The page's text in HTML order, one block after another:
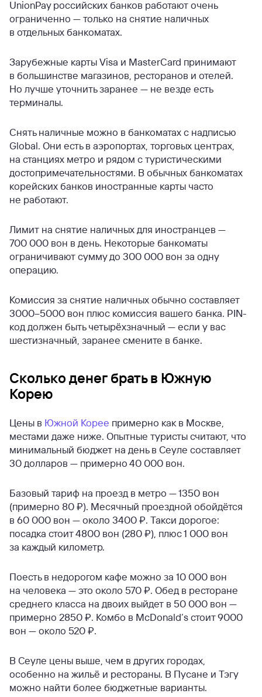
UnionPay российских банков работают очень
ограниченно — только на снятие наличных
в отдельных банкоматах.
Зарубежные карты Visa и MasterCard принимают
в большинстве магазинов, ресторанов и отелей.
Но лучше уточнить заранее — не везде есть
терминалы.
Снять наличные можно в банкоматах с надписью
Global. Они есть в аэропортах, торговых центрах,
на станциях метро и рядом с туристическими
достопримечательностями. В обычных банкоматах
корейских банков иностранные карты часто
не работают.
Лимит на снятие наличных для иностранцев —
700 000 вон в день. Некоторые банкоматы
ограничивают сумму до 300 000 вон за одну
операцию.
Комиссия за снятие наличных обычно составляет
3000–5000 вон плюс комиссия вашего банка. PIN-
код должен быть четырёхзначный — если у вас
шестизначный, заранее смените в банке.
Сколько денег брать в Южную
Корею
Цены в Южной Корее примерно как в Москве,
местами даже ниже. Опытные туристы считают, что
минимальный бюджет на день в Сеуле составляет
30 долларов — примерно 40 000 вон.
Базовый тариф на проезд в метро — 1350 вон
(примерно 80 ₽). Месячный проездной обойдётся
в 60 000 вон — около 3400 ₽. Такси дорогое:
посадка стоит 4800 вон (280 ₽), плюс 1 000 вон
за каждый километр.
Поесть в недорогом кафе можно за 10 000 вон
на человека — это около 570 ₽. Обед в ресторане
среднего класса на двоих выйдет в 50 000 вон —
примерно 2850 ₽. Комбо в McDonald’s стоит 9000
вон — около 520 ₽.
В Сеуле цены выше, чем в других городах,
особенно на жильё и рестораны. В Пусане и Тэгу
можно найти более бюджетные варианты.